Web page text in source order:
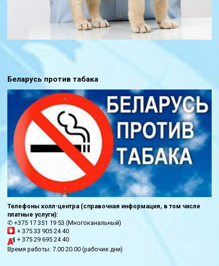
Беларусь против табака
Телефоны колл-центра (справочная информация, в том числе
платные услуги):
✆ +375 17 351 19 53 (Многоканальный)
+ 375 33 905 24 40
+ 375 29 695 24 40
Время работы: 7.00 20.00 (рабочие дни)